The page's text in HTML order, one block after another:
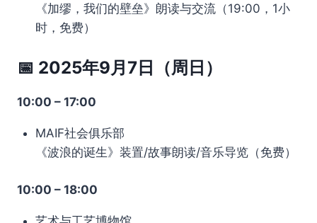
《加缪，我们的壁垒》朗读与交流（19:00，1小
时，免费）
📅 2025年9月7日（周日）
10:00 – 17:00
MAIF社会俱乐部
《波浪的诞生》装置/故事朗读/音乐导览（免费）
10:00 – 18:00